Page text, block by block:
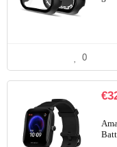
0
€